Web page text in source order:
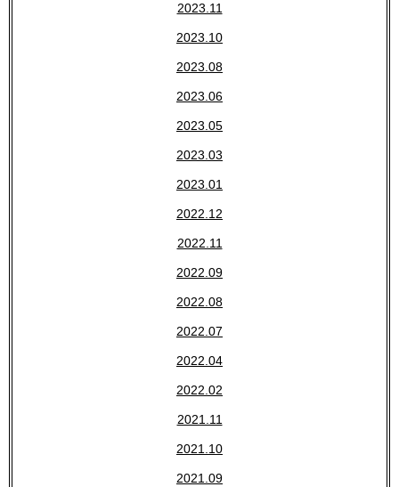
2023.11
2023.10
2023.08
2023.06
2023.05
2023.03
2023.01
2022.12
2022.11
2022.09
2022.08
2022.07
2022.04
2022.02
2021.11
2021.10
2021.09